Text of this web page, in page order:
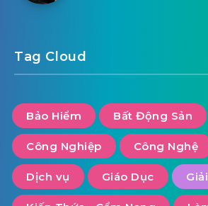
Tag Cloud
Bảo Hiểm Bất Động Sản
Công Nghiệp Công Nghệ
Dịch vụ Giáo Dục